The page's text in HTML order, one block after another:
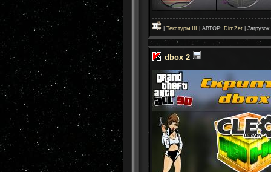
Текстуры III | АВТОР: DimZet |
dbox 2